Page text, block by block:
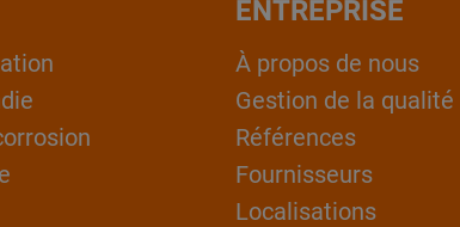
ENTREPRISE
À propos de nous
Gestion de la qualité
Références
Fournisseurs
Localisations